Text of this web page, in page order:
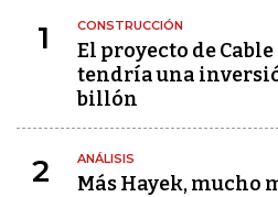
1 CONSTRUCCIÓN
El proyecto de
tendría una
billón
2 ANÁLISIS
Más Hayek, mucho